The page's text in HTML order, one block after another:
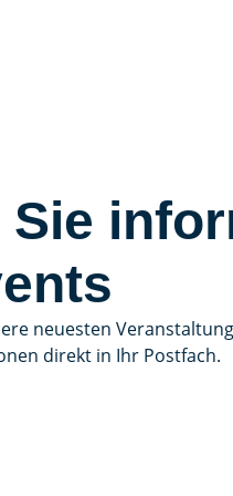
Sie
neuesten
direkt in Ihr Postfach.